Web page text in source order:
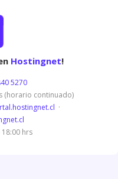
Hostingnet!
5270
(horario continuado)
·
18:00 hrs